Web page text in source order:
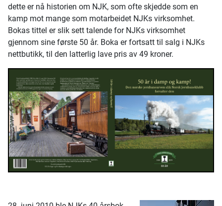
dette er nå historien om NJK, som ofte skjedde som en
kamp mot mange som motarbeidet NJKs virksomhet.
Bokas tittel er slik sett talende for NJKs virksomhet
gjennom sine første 50 år. Boka er fortsatt til salg i NJKs
nettbutikk, til den latterlig lave pris av 49 kroner.